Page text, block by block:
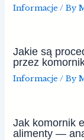
Informacje / By
Jakie są
przez
Informacje / By
Jak komornik
alimenty —